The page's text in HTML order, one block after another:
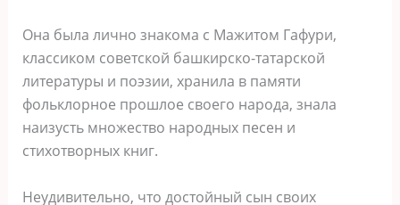
Она была лично знакома с Мажитом Гафури,
классиком советской башкирско-татарской
литературы и поэзии, хранила в памяти
фольклорное прошлое своего народа, знала
наизусть множество народных песен и
стихотворных книг.
Неудивительно, что достойный сын своих